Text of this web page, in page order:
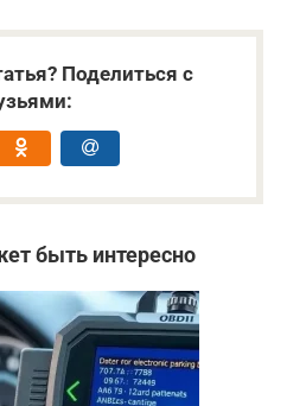
Поделиться с
быть интересно